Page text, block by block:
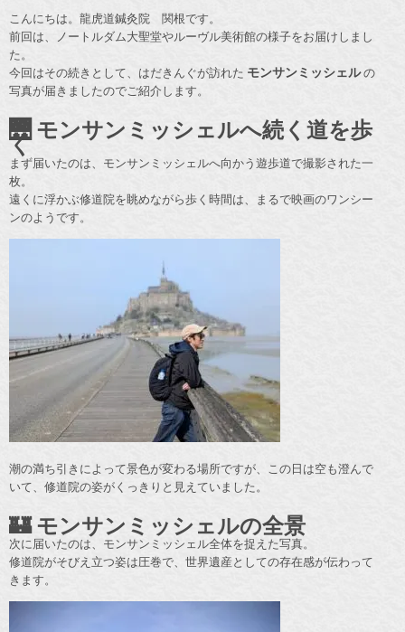
こんにちは。龍虎道鍼灸院 関根です。
前回は、ノートルダム大聖堂やルーヴル美術館の様子をお届けしまし
た。
今回はその続きとして、はだきんぐが訪れた モンサンミッシェルの
写真が届きましたのでご紹介します。
🌉 モンサンミッシェルへ続く道を歩
く
まず届いたのは、モンサンミッシェルへ向かう遊歩道で撮影された一
枚。
遠くに浮かぶ修道院を眺めながら歩く時間は、まるで映画のワンシー
ンのようです。
潮の満ち引きによって景色が変わる場所ですが、この日は空も澄んで
いて、修道院の姿がくっきりと見えていました。
🏰 モンサンミッシェルの全景
次に届いたのは、モンサンミッシェル全体を捉えた写真。
修道院がそびえ立つ姿は圧巻で、世界遺産としての存在感が伝わって
きます。